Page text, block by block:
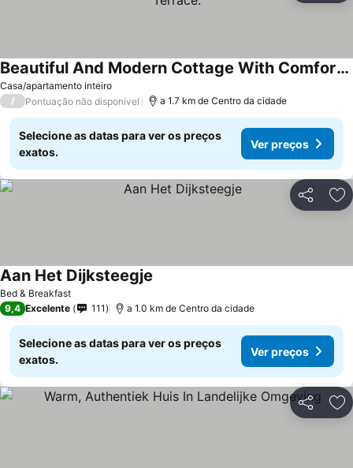
Casa/apartamento inteiro
Beautiful And Modern Cottage With Comfortable Terrace.
/ Pontuação não disponível a 1.7 km de Centro da cidade
Selecione as datas para ver os preços
exatos.
Ver preços
Partilhar
Bed & Breakfast
Aan Het Dijksteegje
9,4 Excelente 111 a 1.0 km de Centro da cidade
Selecione as datas para ver os preços
exatos.
Ver preços
Partilhar